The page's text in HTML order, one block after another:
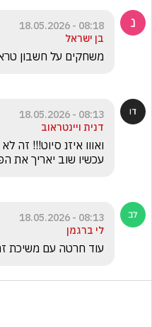
08:18 - 18.05.2026
בן ישראל
משחקים על חשבון
08:13 - 18.05.2026
דנית ויינטראוב
עכשיו שוב יאריך את
08:13 - 18.05.2026
לי ברגמן
עוד חרטה עם משיכת